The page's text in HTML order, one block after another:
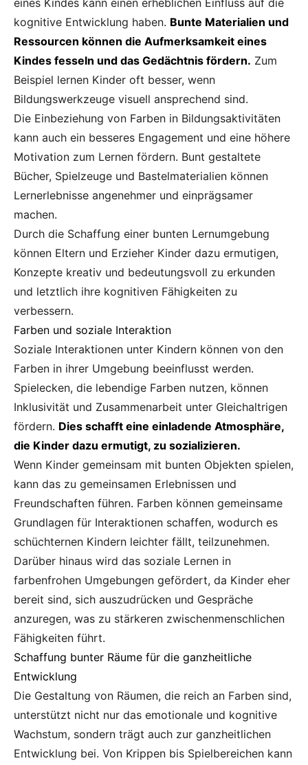
eines Kindes kann einen erheblichen Einfluss auf die
kognitive Entwicklung haben. Bunte Materialien und
Ressourcen können die Aufmerksamkeit eines
Kindes fesseln und das Gedächtnis fördern. Zum
Beispiel lernen Kinder oft besser, wenn
Bildungswerkzeuge visuell ansprechend sind.
Die Einbeziehung von Farben in Bildungsaktivitäten
kann auch ein besseres Engagement und eine höhere
Motivation zum Lernen fördern. Bunt gestaltete
Bücher, Spielzeuge und Bastelmaterialien können
Lern­erlebnisse angenehmer und einprägsamer
machen.
Durch die Schaffung einer bunten Lernumgebung
können Eltern und Erzieher Kinder dazu ermutigen,
Konzepte kreativ und bedeutungsvoll zu erkunden
und letztlich ihre kognitiven Fähigkeiten zu
verbessern.
Farben und soziale Interaktion
Soziale Interaktionen unter Kindern können von den
Farben in ihrer Umgebung beeinflusst werden.
Spielecken, die lebendige Farben nutzen, können
Inklusivität und Zusammenarbeit unter Gleichaltrigen
fördern. Dies schafft eine einladende Atmosphäre,
die Kinder dazu ermutigt, zu sozializieren.
Wenn Kinder gemeinsam mit bunten Objekten spielen,
kann das zu gemeinsamen Erlebnissen und
Freundschaften führen. Farben können gemeinsame
Grundlagen für Interaktionen schaffen, wodurch es
schüchternen Kindern leichter fällt, teilzunehmen.
Darüber hinaus wird das soziale Lernen in
farbenfrohen Umgebungen gefördert, da Kinder eher
bereit sind, sich auszudrücken und Gespräche
anzuregen, was zu stärkeren zwischenmenschlichen
Fähigkeiten führt.
Schaffung bunter Räume für die ganzheitliche
Entwicklung
Die Gestaltung von Räumen, die reich an Farben sind,
unterstützt nicht nur das emotionale und kognitive
Wachstum, sondern trägt auch zur ganzheitlichen
Entwicklung bei. Von Krippen bis Spielbereichen kann